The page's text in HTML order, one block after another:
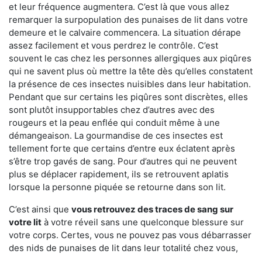
et leur fréquence augmentera. C’est là que vous allez
remarquer la surpopulation des punaises de lit dans votre
demeure et le calvaire commencera. La situation dérape
assez facilement et vous perdrez le contrôle. C’est
souvent le cas chez les personnes allergiques aux piqûres
qui ne savent plus où mettre la tête dès qu’elles constatent
la présence de ces insectes nuisibles dans leur habitation.
Pendant que sur certains les piqûres sont discrètes, elles
sont plutôt insupportables chez d’autres avec des
rougeurs et la peau enflée qui conduit même à une
démangeaison. La gourmandise de ces insectes est
tellement forte que certains d’entre eux éclatent après
s’être trop gavés de sang. Pour d’autres qui ne peuvent
plus se déplacer rapidement, ils se retrouvent aplatis
lorsque la personne piquée se retourne dans son lit.
C’est ainsi que vous retrouvez des traces de sang sur
votre lit à votre réveil sans une quelconque blessure sur
votre corps. Certes, vous ne pouvez pas vous débarrasser
des nids de punaises de lit dans leur totalité chez vous,